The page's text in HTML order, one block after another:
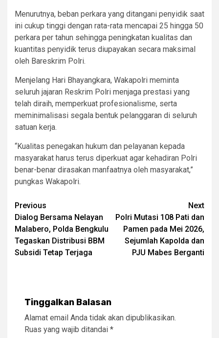
Menurutnya, beban perkara yang ditangani penyidik saat
ini cukup tinggi dengan rata-rata mencapai 25 hingga 50
perkara per tahun sehingga peningkatan kualitas dan
kuantitas penyidik terus diupayakan secara maksimal
oleh Bareskrim Polri.
Menjelang Hari Bhayangkara, Wakapolri meminta
seluruh jajaran Reskrim Polri menjaga prestasi yang
telah diraih, memperkuat profesionalisme, serta
meminimalisasi segala bentuk pelanggaran di seluruh
satuan kerja.
“Kualitas penegakan hukum dan pelayanan kepada
masyarakat harus terus diperkuat agar kehadiran Polri
benar-benar dirasakan manfaatnya oleh masyarakat,”
pungkas Wakapolri.
Post
navigation
Previous
Dialog Bersama Nelayan
Malabero, Polda Bengkulu
Tegaskan Distribusi BBM
Subsidi Tetap Terjaga
Next
Polri Mutasi 108 Pati dan
Pamen pada Mei 2026,
Sejumlah Kapolda dan
PJU Mabes Berganti
Tinggalkan Balasan
Alamat email Anda tidak akan dipublikasikan.
Ruas yang wajib ditandai *